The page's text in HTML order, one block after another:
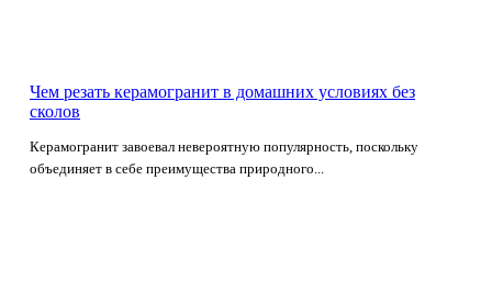
Чем резать керамогранит в домашних условиях без
сколов
Керамогранит завоевал невероятную популярность, поскольку
объединяет в себе преимущества природного...